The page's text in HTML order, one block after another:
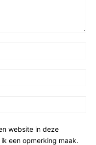
website in deze
een opmerking maak.